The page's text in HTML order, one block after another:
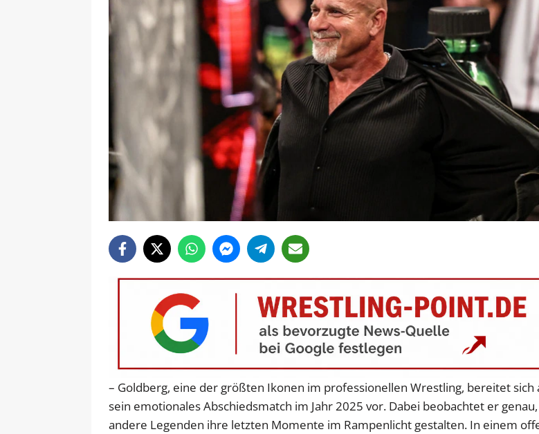
– Goldberg, eine der größten Ikonen im professionellen Wrestling, bereitet sich
sein emotionales Abschiedsmatch im Jahr 2025 vor. Dabei beobachtet er
andere Legenden ihre letzten Momente im Rampenlicht gestalten. In einem